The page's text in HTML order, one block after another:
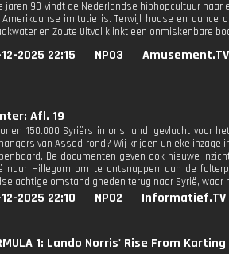
jaren 90 vindt de Nederlandse hiphopcultuur
Amerikaanse imitatie is. Terwijl house en dance
en Zoute Uitval klinkt een onmiskenbare
2025 22:15 NPO3 Amusement.TV
Afl. 19
150.000 Syriërs in ons land, gevlucht voor
van Assad rond? Wij krijgen unieke
De documenten geven ook nieuwe
naar Hillegom om te ontsnappen aan de
omstandigheden terug naar Syrië,
2025 22:10 NPO2 Informatief.TV
1: Lando Norris' Rise From